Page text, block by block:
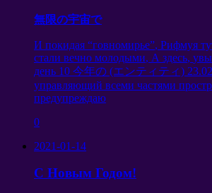
無限の宇宙で
И покидая “говномирье”, Рифмуя
стали вечно молодыми, А здесь, увы
день 10 今年の (エンティティ)
управляющий всеми частями
предупреждаю
0
2021-01-14
С Новым Годом!